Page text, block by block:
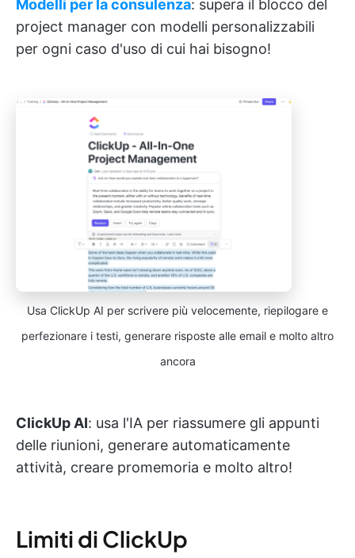
Modelli per la consulenza: supera il blocco del
project manager con modelli personalizzabili
per ogni caso d'uso di cui hai bisogno!
Usa ClickUp AI per scrivere più velocemente, riepilogare e
perfezionare i testi, generare risposte alle email e molto altro
ancora
ClickUp AI: usa l'IA per riassumere gli appunti
delle riunioni, generare automaticamente
attività, creare promemoria e molto altro!
Limiti di ClickUp